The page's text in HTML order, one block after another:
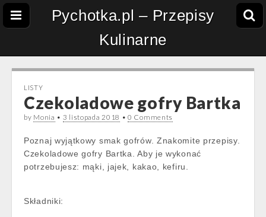
Pychotka.pl – Przepisy
Kulinarne
LISTY
Czekoladowe gofry Bartka
by Monia • 3 listopada 2018 •0 Comments
Poznaj wyjątkowy smak gofrów. Znakomite przepisy.
Czekoladowe gofry Bartka. Aby je wykonać
potrzebujesz: mąki, jajek, kakao, kefiru.
Składniki: